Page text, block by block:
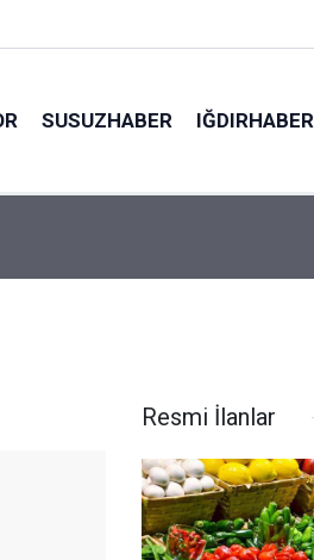
SUSUZHABER IĞDIRHABER
Resmi İlanlar